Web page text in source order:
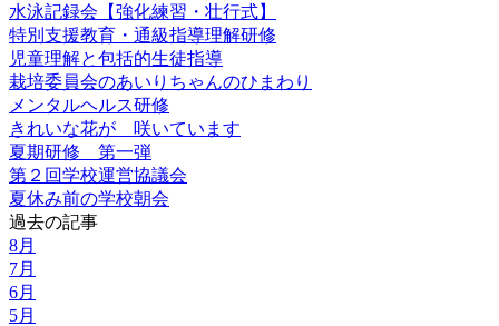
水泳記録会【強化練習・壮行式】
特別支援教育・通級指導理解研修
児童理解と包括的生徒指導
栽培委員会のあいりちゃんのひまわり
メンタルヘルス研修
きれいな花が 咲いています
夏期研修 第一弾
第２回学校運営協議会
夏休み前の学校朝会
過去の記事
8月
7月
6月
5月